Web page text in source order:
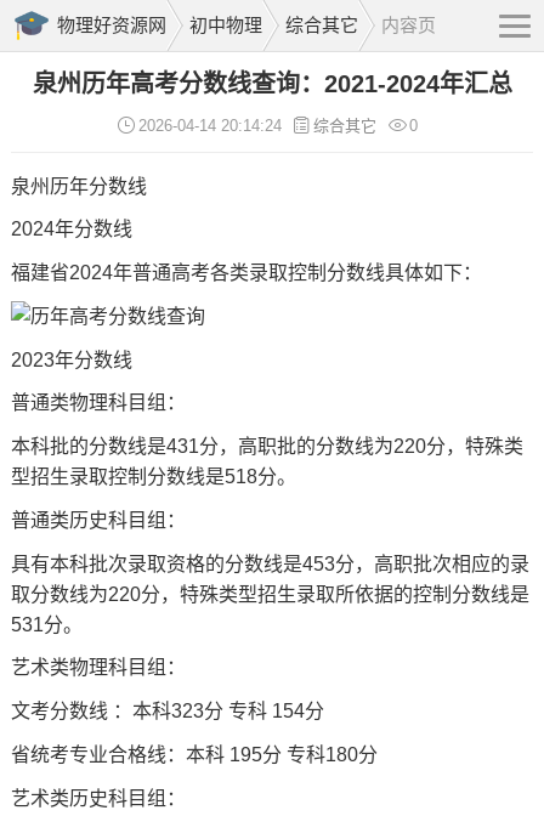
物理好资源网 初中物理 综合其它 内容页
泉州历年高考分数线查询：2021-2024年汇总
2026-04-14 20:14:24 综合其它 0
泉州 历年分数线
2024年分数线
福建省2024年普通高考各类录取控制分数线具体如下：
2023年分数线
普通类物理科目组：
本科批的分数线是431分，高职批的分数线为220分，特殊类
型招生录取控制分数线是518分。
普通类历史科目组：
具有本科批次录取资格的分数线是453分，高职批次相应的录
取分数线为220分，特殊类型招生录取所依据的控制分数线是
531分。
艺术类物理科目组：
文考分数线 ：本科323分 专科 154分
省统考专业合格线：本科 195分 专科180分
艺术类历史科目组：